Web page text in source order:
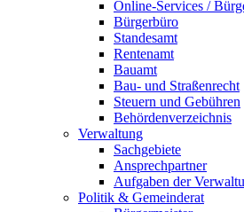
Online-Services /
Bürgerbüro
Standesamt
Rentenamt
Bauamt
Bau- und Straßenrecht
Steuern und Gebühren
Behördenverzeichnis
Verwaltung
Sachgebiete
Ansprechpartner
Aufgaben der
Politik & Gemeinderat